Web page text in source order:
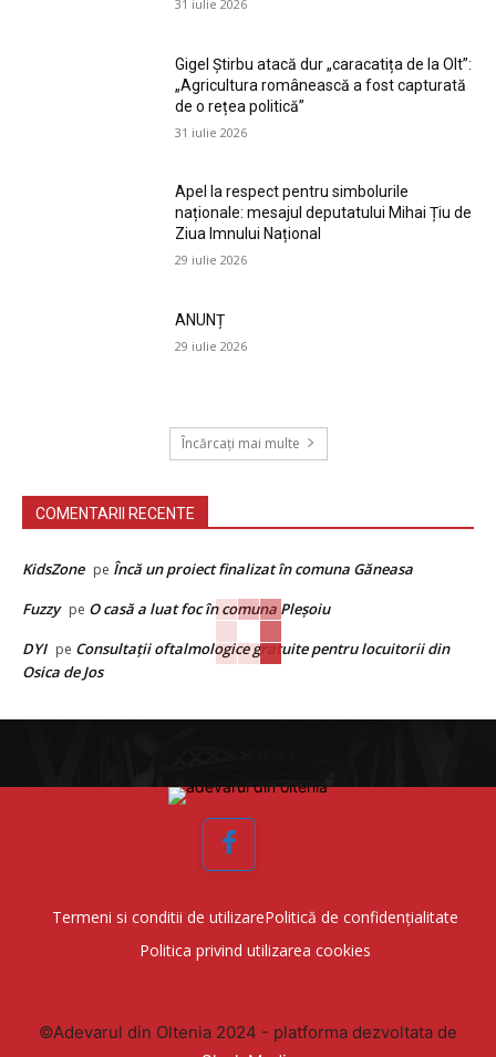
31 iulie 2026
Gigel Știrbu atacă dur „caracatița de la Olt”:
„Agricultura românească a fost capturată
de o rețea politică”
31 iulie 2026
Apel la respect pentru simbolurile
naționale: mesajul deputatului Mihai Țiu de
Ziua Imnului Național
29 iulie 2026
ANUNȚ
29 iulie 2026
Încărcați mai multe
COMENTARII RECENTE
KidsZone pe Încă un proiect finalizat în comuna Găneasa
Fuzzy pe O casă a luat foc în comuna Pleșoiu
DYI pe Consultații oftalmologice gratuite pentru locuitorii din
Osica de Jos
Termeni si conditii de utilizarePolitică de confidențialitate
Politica privind utilizarea cookies
©Adevarul din Oltenia 2024 - platforma dezvoltata de